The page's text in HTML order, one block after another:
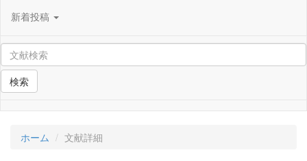
新着投稿
検索
ホーム 文献詳細